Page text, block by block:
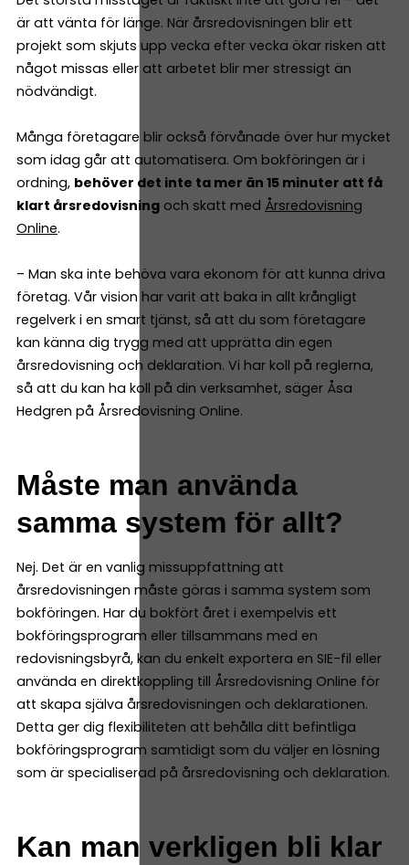
är att vänta för länge. När årsredovisningen blir ett
projekt som skjuts upp vecka efter vecka ökar risken att
något missas eller att arbetet blir mer stressigt än
nödvändigt.
Många företagare blir också förvånade över hur mycket
som idag går att automatisera. Om bokföringen är i
ordning, behöver det inte ta mer än 15 minuter att få
klart årsredovisning och skatt med Årsredovisning
Online.
– Man ska inte behöva vara ekonom för att kunna driva
företag. Vår vision har varit att baka in allt krångligt
regelverk i en smart tjänst, så att du som företagare
kan känna dig trygg med att upprätta din egen
årsredovisning och deklaration. Vi har koll på reglerna,
så att du kan ha koll på din verksamhet, säger Åsa
Hedgren på Årsredovisning Online.
Måste man använda
samma system för allt?
Nej. Det är en vanlig missuppfattning att
årsredovisningen måste göras i samma system som
bokföringen. Har du bokfört året i exempelvis ett
bokföringsprogram eller tillsammans med en
redovisningsbyrå, kan du enkelt exportera en SIE-fil eller
använda en direktkoppling till Årsredovisning Online för
att skapa själva årsredovisningen och deklarationen.
Detta ger dig flexibiliteten att behålla ditt befintliga
bokföringsprogram samtidigt som du väljer en lösning
som är specialiserad på årsredovisning och deklaration.
Kan man verkligen bli klar